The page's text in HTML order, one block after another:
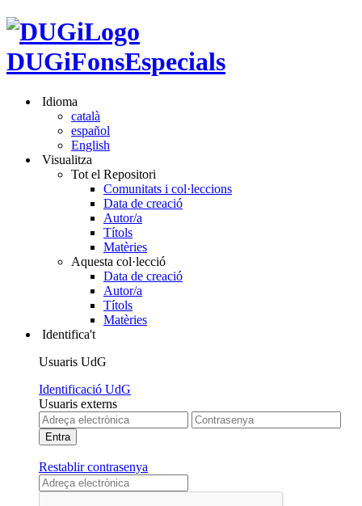
DUGiFonsEspecials
Idioma
català
español
English
Visualitza
Tot el Repositori
Comunitats i col·leccions
Data de creació
Autor/a
Títols
Matèries
Aquesta col·lecció
Data de creació
Autor/a
Títols
Matèries
Identifica't
Usuaris UdG
Identificació UdG
Usuaris externs
Restablir contrasenya